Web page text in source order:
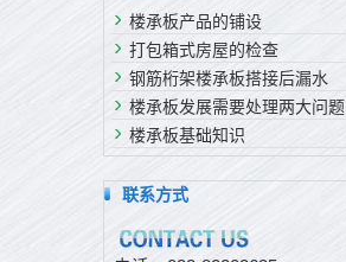
楼承板产品的铺设
打包箱式房屋的检查
钢筋桁架楼承板搭接后漏水
楼承板发展需要处理两大问题
楼承板基础知识
联系方式